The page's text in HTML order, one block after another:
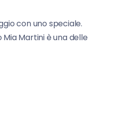
con uno speciale.
Martini è una delle